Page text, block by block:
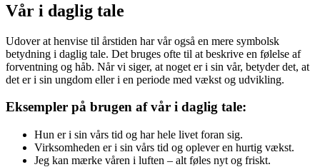
Vår i daglig tale
Udover at henvise til årstiden har vår også en mere symbolsk
betydning i daglig tale. Det bruges ofte til at beskrive en følelse af
forventning og håb. Når vi siger, at noget er i sin vår, betyder det, at
det er i sin ungdom eller i en periode med vækst og udvikling.
Eksempler på brugen af vår i daglig tale:
Hun er i sin vårs tid og har hele livet foran sig.
Virksomheden er i sin vårs tid og oplever en hurtig vækst.
Jeg kan mærke våren i luften – alt føles nyt og friskt.